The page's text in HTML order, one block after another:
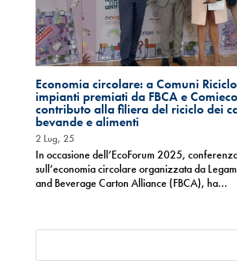
Economia circolare: a Comuni
impianti premiati da FBCA e
contributo alla filiera del riciclo dei
bevande e alimenti
2 Lug, 25
In occasione dell’EcoForum 2025,
sull’economia circolare organizzata da
and Beverage Carton Alliance (FBCA), ha...